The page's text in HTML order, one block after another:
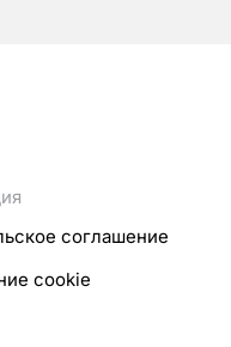
соглашение
cookie